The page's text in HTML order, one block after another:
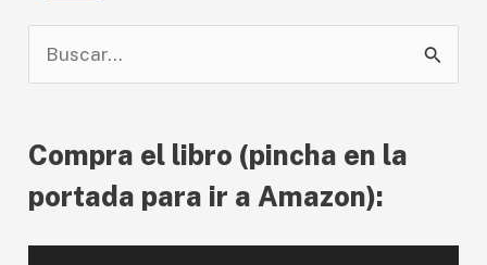
de
entradas
u
c
a
Compra el libro (pincha en la
portada para ir a Amazon):